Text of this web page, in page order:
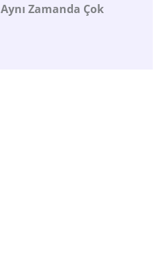
Aynı Zamanda Çok